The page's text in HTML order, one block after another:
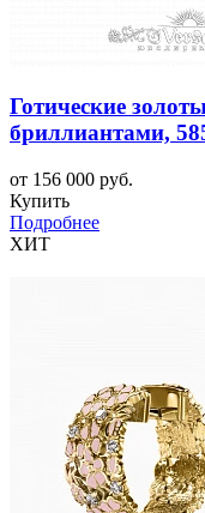
Готические
бриллиантами,
от 156 000 руб.
Купить
Подробнее
ХИТ